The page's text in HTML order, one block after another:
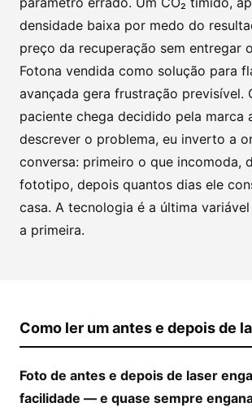
densidade baixa por medo do
preço da recuperação sem entregar
Fotona vendida como solução para
avançada gera frustração previsível.
paciente chega decidido pela marca
descrever o problema, eu inverto a
conversa: primeiro o que incomoda,
fototipo, depois quantos dias ele
casa. A tecnologia é a última
a primeira.
Como ler um antes e depois de
Foto de antes e depois de laser
facilidade — e quase sempre